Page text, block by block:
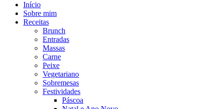
Início
Sobre mim
Receitas
Brunch
Entradas
Massas
Carne
Peixe
Vegetariano
Sobremesas
Festividades
Páscoa